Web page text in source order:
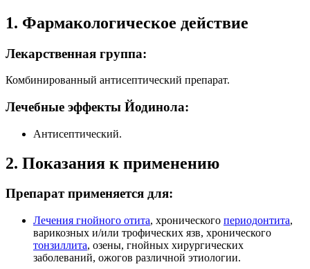
1. Фармакологическое действие
Лекарственная группа:
Комбинированный антисептический препарат.
Лечебные эффекты Йодинола:
Антисептический.
2. Показания к применению
Препарат применяется для:
Лечения гнойного отита, хронического периодонтита,
варикозных и/или трофических язв, хронического
тонзиллита, озены, гнойных хирургических
заболеваний, ожогов различной этиологии.